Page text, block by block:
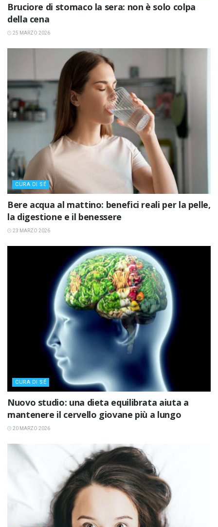
Bruciore di stomaco la sera: non è solo colpa
della cena
25 MARZO 2026
CURA DI SÉ
Bere acqua al mattino: benefici reali per la pelle,
la digestione e il benessere
23 MARZO 2026
CURA DI SÉ
Nuovo studio: una dieta equilibrata aiuta a
mantenere il cervello giovane più a lungo
20 MARZO 2026